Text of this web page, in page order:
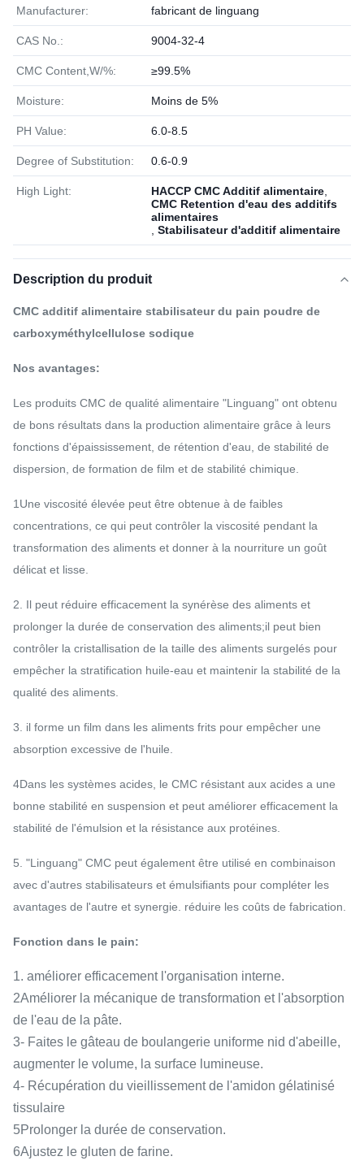
Manufacturer: fabricant de linguang
CAS No.: 9004-32-4
CMC Content,W/%: ≥99.5%
Moisture: Moins de 5%
PH Value: 6.0-8.5
Degree of Substitution: 0.6-0.9
High Light: HACCP CMC Additif alimentaire
CMC Retention d'eau des additifs
alimentaires
Stabilisateur d'additif alimentaire
Description du produit
CMC additif alimentaire stabilisateur du pain poudre de
carboxyméthylcellulose sodique
Nos avantages:
Les produits CMC de qualité alimentaire "Linguang" ont obtenu
de bons résultats dans la production alimentaire grâce à leurs
fonctions d'épaississement, de rétention d'eau, de stabilité de
dispersion, de formation de film et de stabilité chimique.
1Une viscosité élevée peut être obtenue à de faibles
concentrations, ce qui peut contrôler la viscosité pendant la
transformation des aliments et donner à la nourriture un goût
délicat et lisse.
2. Il peut réduire efficacement la synérèse des aliments et
prolonger la durée de conservation des aliments;il peut bien
contrôler la cristallisation de la taille des aliments surgelés pour
empêcher la stratification huile-eau et maintenir la stabilité de la
qualité des aliments.
3. il forme un film dans les aliments frits pour empêcher une
absorption excessive de l'huile.
4Dans les systèmes acides, le CMC résistant aux acides a une
bonne stabilité en suspension et peut améliorer efficacement la
stabilité de l'émulsion et la résistance aux protéines.
5. "Linguang" CMC peut également être utilisé en combinaison
avec d'autres stabilisateurs et émulsifiants pour compléter les
avantages de l'autre et synergie. réduire les coûts de fabrication.
Fonction dans le pain:
1. améliorer efficacement l'organisation interne.
2Améliorer la mécanique de transformation et l'absorption
de l'eau de la pâte.
3- Faites le gâteau de boulangerie uniforme nid d'abeille,
augmenter le volume, la surface lumineuse.
4- Récupération du vieillissement de l'amidon gélatinisé
tissulaire
5Prolonger la durée de conservation.
6Ajustez le gluten de farine.